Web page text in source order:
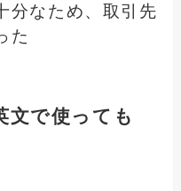
分なため、取引先
た
文で使っても